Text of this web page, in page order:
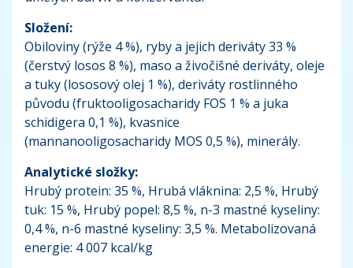
Složení:
Obiloviny (rýže 4 %), ryby a jejich deriváty 33 %
(čerstvý losos 8 %), maso a živočišné deriváty, oleje
a tuky (lososový olej 1 %), deriváty rostlinného
původu (fruktooligosacharidy FOS 1 % a juka
schidigera 0,1 %), kvasnice
(mannanooligosacharidy MOS 0,5 %), minerály.
Analytické složky:
Hrubý protein: 35 %, Hrubá vláknina: 2,5 %, Hrubý
tuk: 15 %, Hrubý popel: 8,5 %, n-3 mastné kyseliny:
0,4 %, n-6 mastné kyseliny: 3,5 %. Metabolizovaná
energie: 4 007 kcal/kg